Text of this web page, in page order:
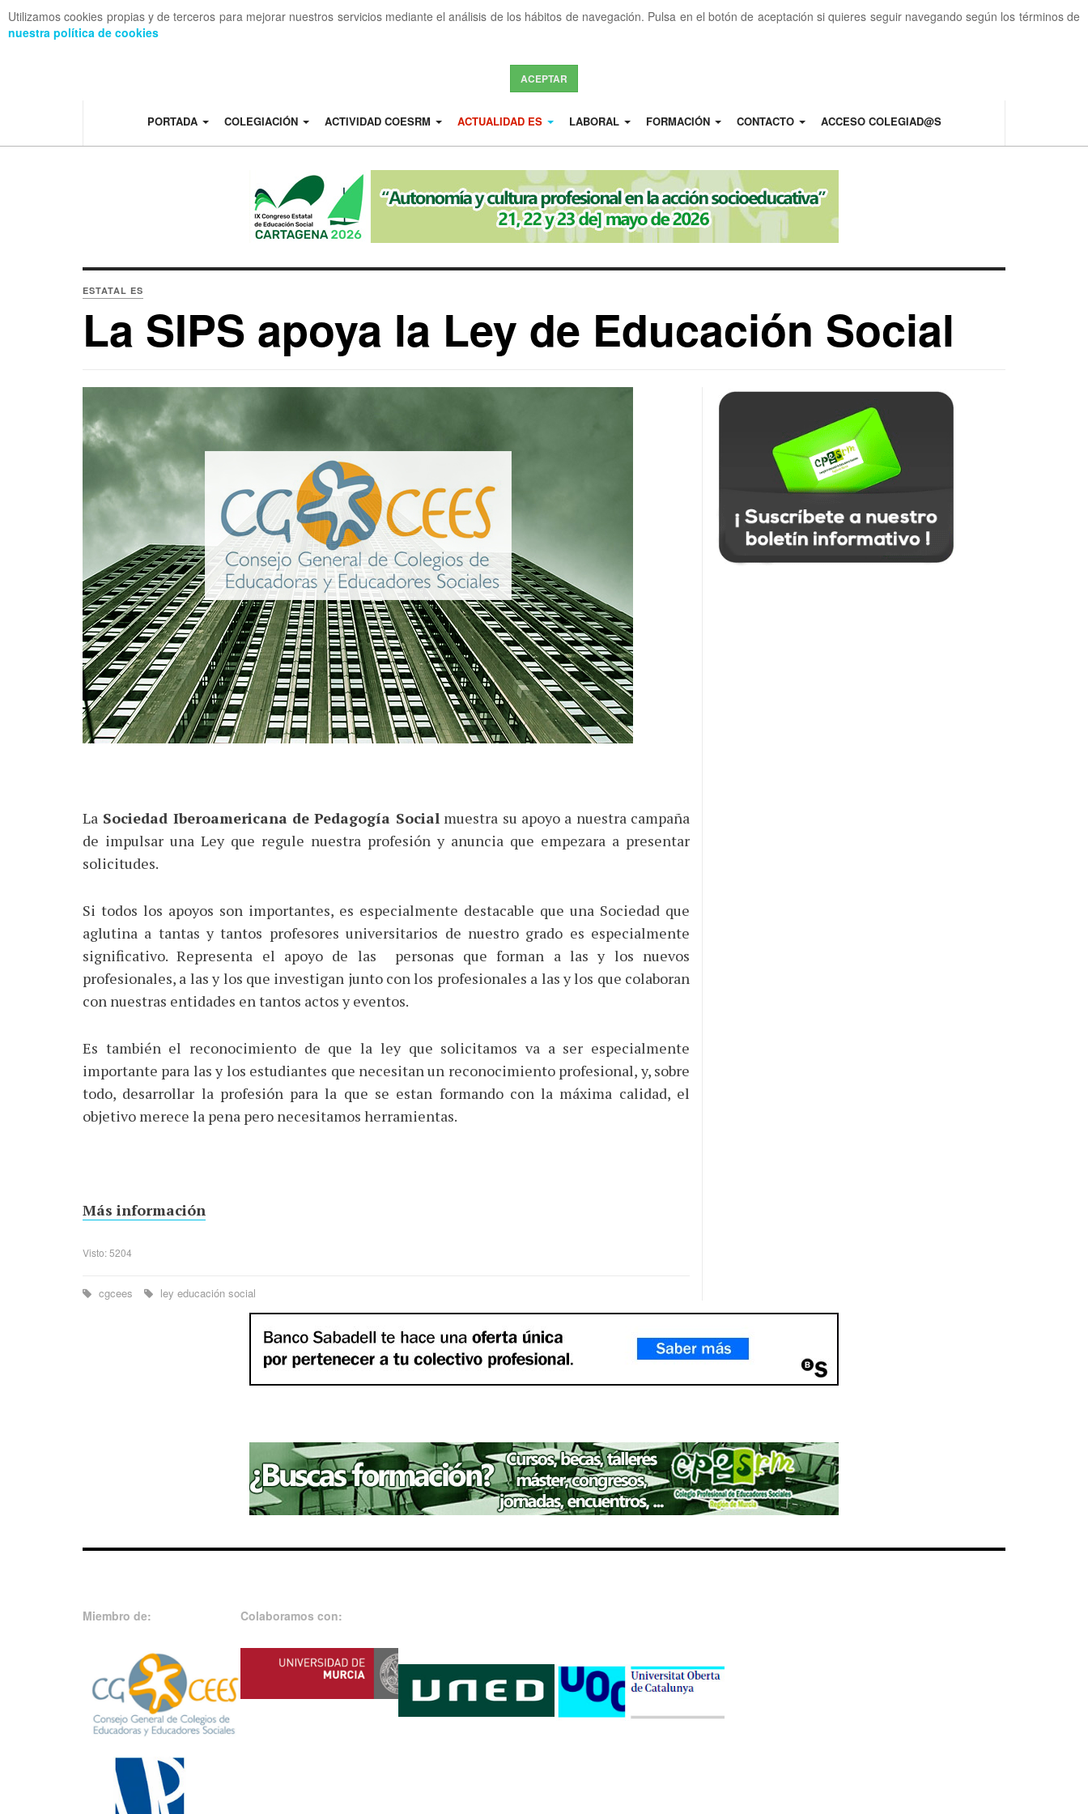
Utilizamos cookies propias y de terceros para mejorar nuestros servicios mediante el análisis de los hábitos de navegación. Pulsa en el botón de aceptación si quieres seguir navegando según los términos de
nuestra política de cookies
ACEPTAR
PORTADA COLEGIACIÓN ACTIVIDAD COESRM ACTUALIDAD ES LABORAL FORMACIÓN CONTACTO ACCESO COLEGIAD@S
ESTATAL ES
La SIPS apoya la Ley de Educación Social
La Sociedad Iberoamericana de Pedagogía Socialmuestra su apoyo a nuestra campaña
de impulsar una Ley que regule nuestra profesión y anuncia que empezara a presentar
solicitudes.
Si todos los apoyos son importantes, es especialmente destacable que una Sociedad que
aglutina a tantas y tantos profesores universitarios de nuestro grado es especialmente
significativo. Representa el apoyo de las personas que forman a las y los nuevos
profesionales, a las y los que investigan junto con los profesionales a las y los que colaboran
con nuestras entidades en tantos actos y eventos.
Es también el reconocimiento de que la ley que solicitamos va a ser especialmente
importante para las y los estudiantes que necesitan un reconocimiento profesional, y, sobre
todo, desarrollar la profesión para la que se estan formando con la máxima calidad, el
objetivo merece la pena pero necesitamos herramientas.
Más información
Visto: 5204
cgcees ley educación social
Miembro de: Colaboramos con: